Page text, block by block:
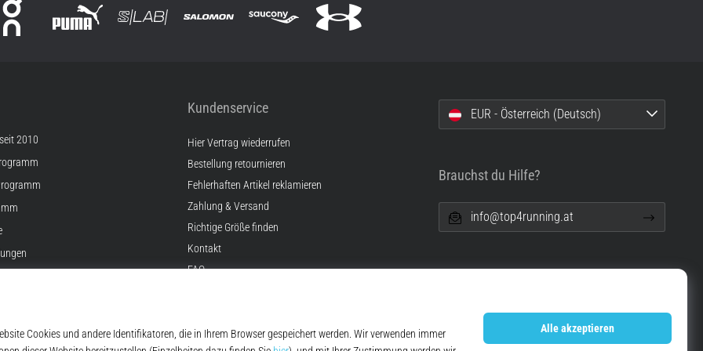
2010
Kundenservice
Hier Vertrag wiederrufen
Bestellung retournieren
Fehlerhaften Artikel reklamieren
Zahlung & Versand
Richtige Größe finden
Kontakt
FAQ
EUR - Österreich (Deutsch)
Brauchst du Hilfe?
info@top4running.at